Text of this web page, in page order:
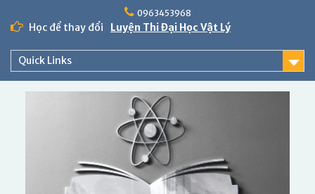
content
0963453968
Học để thay đổi Luyện Thi Đại Học Vật Lý
Quick Links